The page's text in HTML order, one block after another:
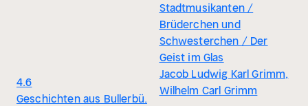
4.6
Geschichten aus Bullerbü.
Stadtmusikanten /
Brüderchen und
Schwesterchen / Der
Geist im Glas
Jacob Ludwig Karl Grimm,
Wilhelm Carl Grimm